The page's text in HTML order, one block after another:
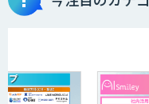
ェッ